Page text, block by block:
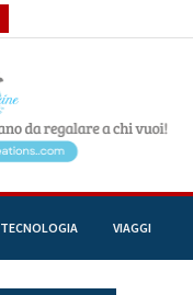
TECNOLOGIA VIAGGI